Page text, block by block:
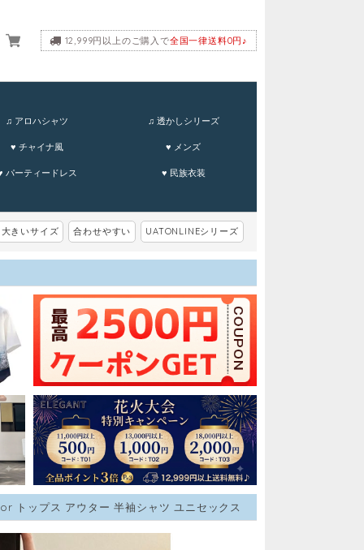
12,999円以上のご購入で全国一律送料0円♪
♫ アロハシャツ ♫ 透かしシリーズ
♥ チャイナ風 ♥ メンズ
パーティードレス ♥ 民族衣装
大きいサイズ 合わせやすい UATONLINEシリーズ
トップス アウター 半袖シャツ ユニセックス